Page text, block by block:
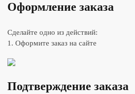
Оформление заказа
Сделайте одно из действий:
1. Оформите заказ на сайте
Подтверждение заказа